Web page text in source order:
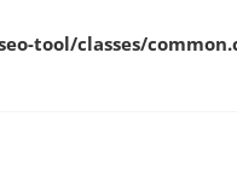
tool/classes/